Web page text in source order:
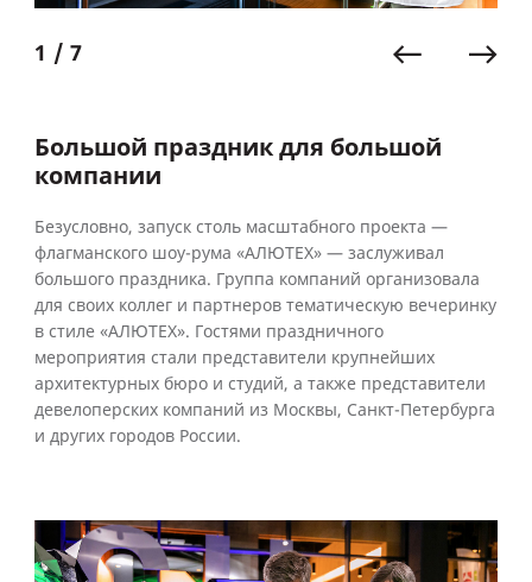
1 / 7
Большой праздник для большой
компании
Безусловно, запуск столь масштабного проекта —
флагманского шоу-рума «АЛЮТЕХ» — заслуживал
большого праздника. Группа компаний организовала
для своих коллег и партнеров тематическую вечеринку
в стиле «АЛЮТЕХ». Гостями праздничного
мероприятия стали представители крупнейших
архитектурных бюро и студий, а также представители
девелоперских компаний из Москвы, Санкт-Петербурга
и других городов России.